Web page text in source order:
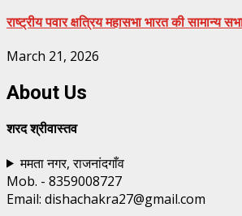
राष्ट्रीय पवार क्षत्रिय महासभा भारत की सामान्य
March 21, 2026
About Us
शरद श्रीवास्तव
ममता नगर, राजनांदगाँव
Mob. - 8359008727
Email: dishachakra27@gmail.com